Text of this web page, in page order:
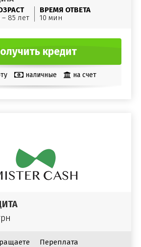
– 85 лет
ВРЕМЯ ОТВЕТА
10 мин
кредит
наличные на счет
Переплата